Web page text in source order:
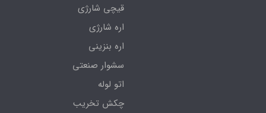
قیچی شارژی
اره شارژی
اره بنزینی
سشوار صنعتی
اتو لوله
چکش تخریب